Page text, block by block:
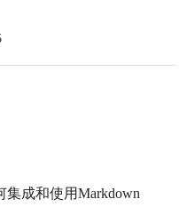
成和使用Markdown